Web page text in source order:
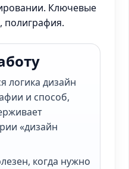
Ключевые
полиграфия.
логика дизайн
и способ,
«дизайн
когда нужно